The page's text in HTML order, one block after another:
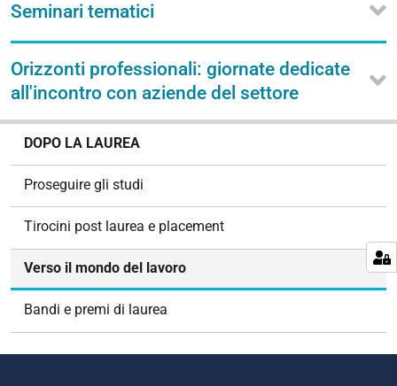
Seminari tematici
Orizzonti professionali: giornate dedicate
all'incontro con aziende del settore
DOPO LA LAUREA
Proseguire gli studi
Tirocini post laurea e placement
Verso il mondo del lavoro
Bandi e premi di laurea